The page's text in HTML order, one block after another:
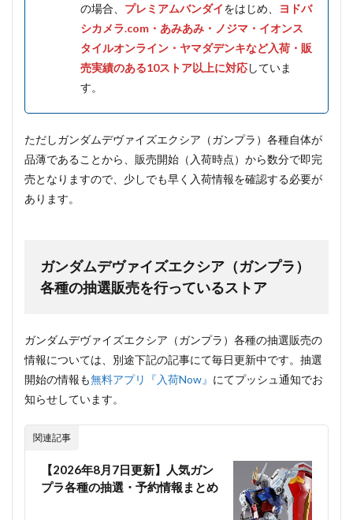
の場合、 プレミアムバンダイをはじめ、
ヨドバ
シカメラ.com・あみあみ・ノジマ・イオンス
タイルオンライン・ヤマダデンキなど入荷・販
売実績のある10ストア以上に対応していま
す。
ただしガンダムデヴァイズエクシア（ガンプラ）各種自体が
品薄であることから、販売開始（入荷時点）から数分で即完
売となりますので、少しでも早く入荷情報を確認する必要が
あります。
ガンダムデヴァイズエクシア（ガンプラ）
各種の抽選販売を行っているストア
ガンダムデヴァイズエクシア（ガンプラ）各種の抽選販売の
情報については、別途下記の記事にて毎日更新中です。抽選
開始の情報も無料アプリ『入荷Now』 にてプッシュ通知でお
知らせしています。
関連記事
【2026年8月7日更新】人気ガン
プラ各種の抽選・予約情報まとめ